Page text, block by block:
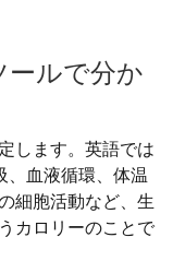
ールで分か
します。英語では
、血液循環、体温
細胞活動など、生
カロリーのことで